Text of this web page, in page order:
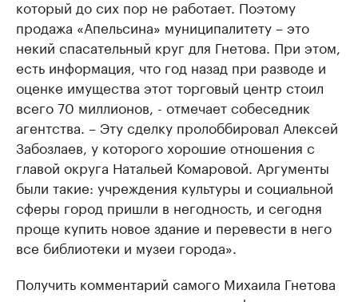
который до сих пор не работает. Поэтому
продажа «Апельсина» муниципалитету – это
некий спасательный круг для Гнетова. При этом,
есть информация, что год назад при разводе и
оценке имущества этот торговый центр стоил
всего 70 миллионов, - отмечает собеседник
агентства. – Эту сделку пролоббировал Алексей
Забозлаев, у которого хорошие отношения с
главой округа Натальей Комаровой. Аргументы
были такие: учреждения культуры и социальной
сферы город пришли в негодность, и сегодня
проще купить новое здание и перевести в него
все библиотеки и музеи города».
Получить комментарий самого Михаила Гнетова